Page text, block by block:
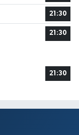
21:30
21:30
21:30